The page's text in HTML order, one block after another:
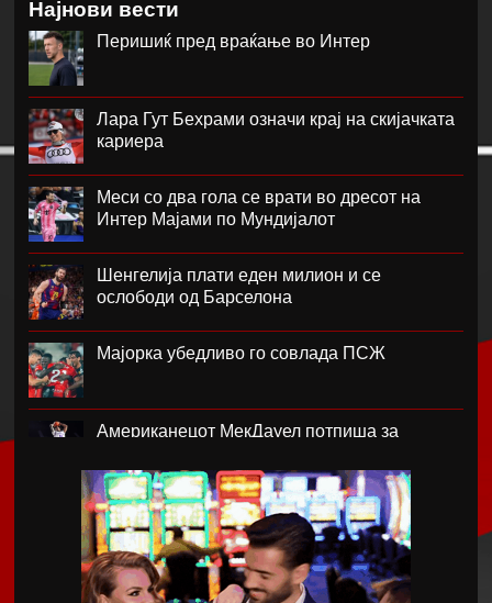
Најнови вести
Перишиќ пред враќање во Интер
Лара Гут Бехрами означи крај на скијачката
кариера
Меси со два гола се врати во дресот на
Интер Мајами по Мундијалот
Шенгелија плати еден милион и се
ослободи од Барселона
Мајорка убедливо го совлада ПСЖ
Американецот МекДауел потпиша за
Проблемите надминати, Реал го договори
Диоманде
Мекгрегор: Моето колено е уништено